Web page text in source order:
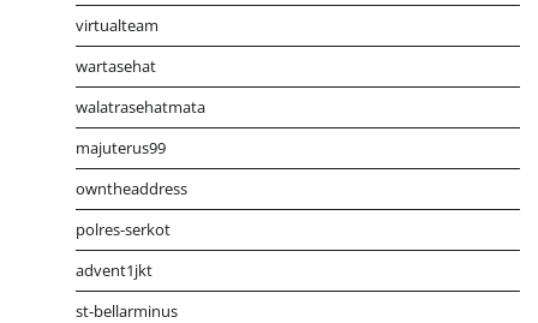
virtualteam
wartasehat
walatrasehatmata
majuterus99
owntheaddress
polres-serkot
advent1jkt
st-bellarminus